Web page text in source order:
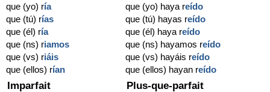
que (yo) ría
que (tú) rías
que (él) ría
que (ns) riamos
que (vs) riáis
que (ellos) rían
que (yo) haya reído
que (tú) hayas reído
que (él) haya reído
que (ns) hayamos reído
que (vs) hayáis reído
que (ellos) hayan reído
Imparfait Plus-que-parfait